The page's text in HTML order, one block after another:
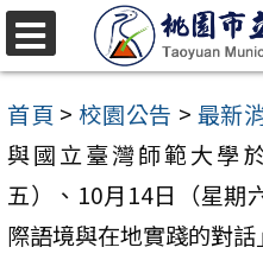
跳
至
主
要
內
容
首頁 > 校園公告 > 最新
與國立臺灣師範大學
五）、10月14日（星期
際語境與在地實踐的對
選
單